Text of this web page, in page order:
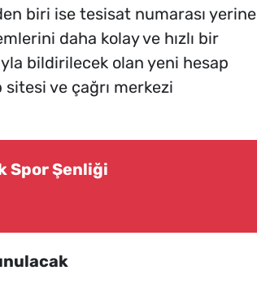
biri ise tesisat numarası yerine
daha kolay ve hızlı bir
bildirilecek olan yeni hesap
sitesi ve çağrı merkezi
Spor Şenliği